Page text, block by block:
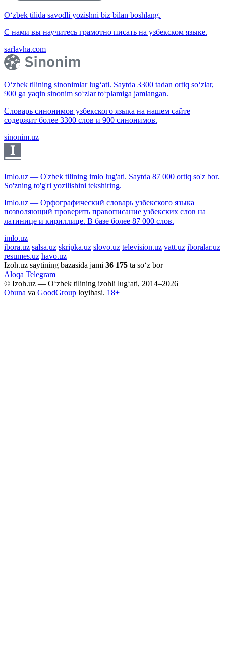
O‘zbek tilida savodli yozishni biz bilan boshlang.
С нами вы научитесь грамотно писать на узбекском языке.
sarlavha.com
O‘zbek tilining sinonimlar lug‘ati. Saytda 3300 tadan ortiq so‘zlar,
900 ga yaqin sinonim so‘zlar to‘plamiga jamlangan.
Словарь синонимов узбекского языка на нашем сайте
содержит более 3300 слов и 900 синонимов.
sinonim.uz
Imlo.uz — O'zbek tilining imlo lug'ati. Saytda 87 000 ortiq so'z bor.
So'zning to'g'ri yozilishini tekshiring.
Imlo.uz — Орфографический словарь узбекского языка
позволяющий проверить правописание узбекских слов на
латинице и кириллице. В базе более 87 000 слов.
imlo.uz
ibora.uz salsa.uz skripka.uz slovo.uz television.uz vatt.uz iboralar.uz
resumes.uz havo.uz
Izoh.uz saytining bazasida jami 36 175 ta so‘z bor
Aloqa Telegram
© Izoh.uz — O‘zbek tilining izohli lug‘ati, 2014–2026
Obuna va GoodGroup loyihasi. 18+